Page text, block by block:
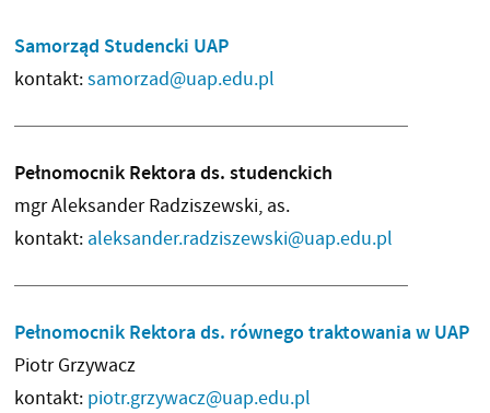
Samorząd Studencki UAP
kontakt:samorzad@uap.edu.pl
Pełnomocnik Rektora ds. studenckich
mgr Aleksander Radziszewski, as.
kontakt: aleksander.radziszewski@uap.edu.pl
Pełnomocnik Rektora ds. równego traktowania w UAP
Piotr Grzywacz
kontakt: piotr.grzywacz@uap.edu.pl